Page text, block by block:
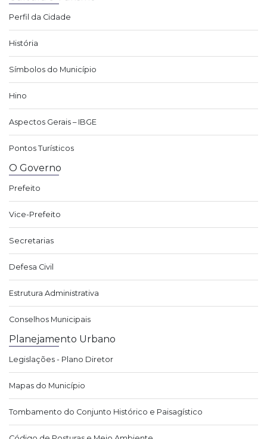
Perfil da Cidade
História
Símbolos do Município
Hino
Aspectos Gerais – IBGE
Pontos Turísticos
O Governo
Prefeito
Vice-Prefeito
Secretarias
Defesa Civil
Estrutura Administrativa
Conselhos Municipais
Planejamento Urbano
Legislações - Plano Diretor
Mapas do Município
Tombamento do Conjunto Histórico e Paisagístico